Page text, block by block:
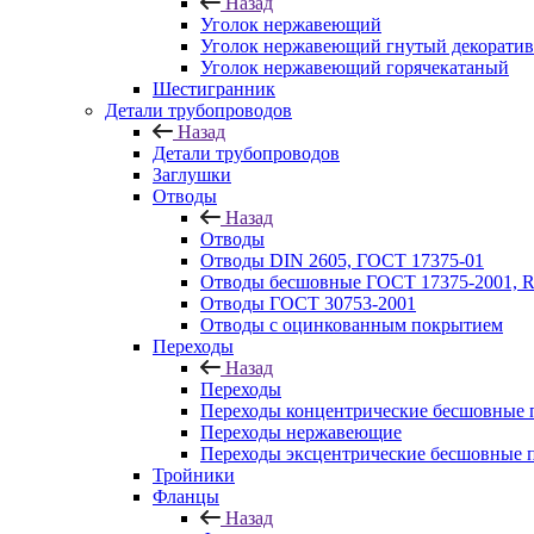
Уголок нержавеющий
Уголок нержавеющий гнутый
Уголок нержавеющий горячекатаный
Шестигранник
Детали трубопроводов
Назад
Детали трубопроводов
Заглушки
Отводы
Назад
Отводы
Отводы DIN 2605, ГОСТ 17375-01
Отводы бесшовные ГОСТ 17375-2001,
Отводы ГОСТ 30753-2001
Отводы с оцинкованным покрытием
Переходы
Назад
Переходы
Переходы концентрические бесшовные
Переходы нержавеющие
Переходы эксцентрические бесшовные
Тройники
Фланцы
Назад